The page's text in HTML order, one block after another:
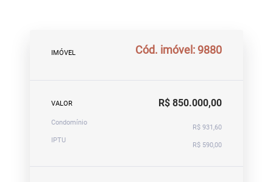
IMÓVEL Cód. imóvel: 9880
VALOR R$ 850.000,00
Condomínio
R$ 931,60
IPTU
R$ 590,00